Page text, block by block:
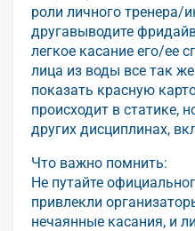
роли личного тренера/
другавыводите
легкое касание его/ее
лица из воды все так
показать красную
происходит в статике,
других дисциплинах,
Что важно помнить:
Не путайте
привлекли
нечаянные касания, и